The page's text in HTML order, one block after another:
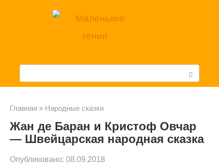
с
к
Главная » Народные сказки
Жан де Баран и Кристоф Овчар
— Швейцарская народная сказка
Опубликовано: 08.09.2018